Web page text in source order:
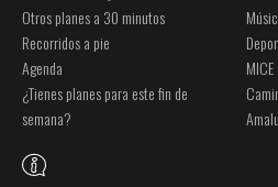
Otros planes a 30 minutos
Recorridos a pie
Agenda
¿Tienes planes para este fin de
semana?
MICE